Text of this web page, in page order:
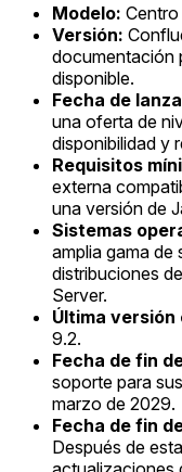
Modelo:
Versión:
documentación
disponible.
Fecha de
una oferta de
disponibilidad y
Requisitos
externa
una versión de
Sistemas
amplia gama de
distribuciones
Server.
Última versión
9.2.
Fecha de fin
soporte para
marzo de 2029.
Fecha de fin
Después de